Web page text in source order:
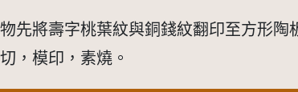
先將壽字桃葉紋與銅錢紋翻印至方形
，模印，素燒。